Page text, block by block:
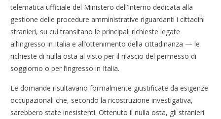
telematica ufficiale del Ministero dell’Interno dedicata alla
gestione delle procedure amministrative riguardanti i cittadini
stranieri, su cui transitano le principali richieste legate
all’ingresso in Italia e all’ottenimento della cittadinanza — le
richieste di nulla osta al visto per il rilascio del permesso di
soggiorno o per l’ingresso in Italia.
Le domande risultavano formalmente giustificate da esigenze
occupazionali che, secondo la ricostruzione investigativa,
sarebbero state inesistenti. Ottenuto il nulla osta, gli stranieri